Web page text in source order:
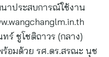
าประสบการณ์ใช้งาน
ร์ ชูโชติถาวร (กลาง)
อมด้วย รศ.ดร.สรณะ นุช